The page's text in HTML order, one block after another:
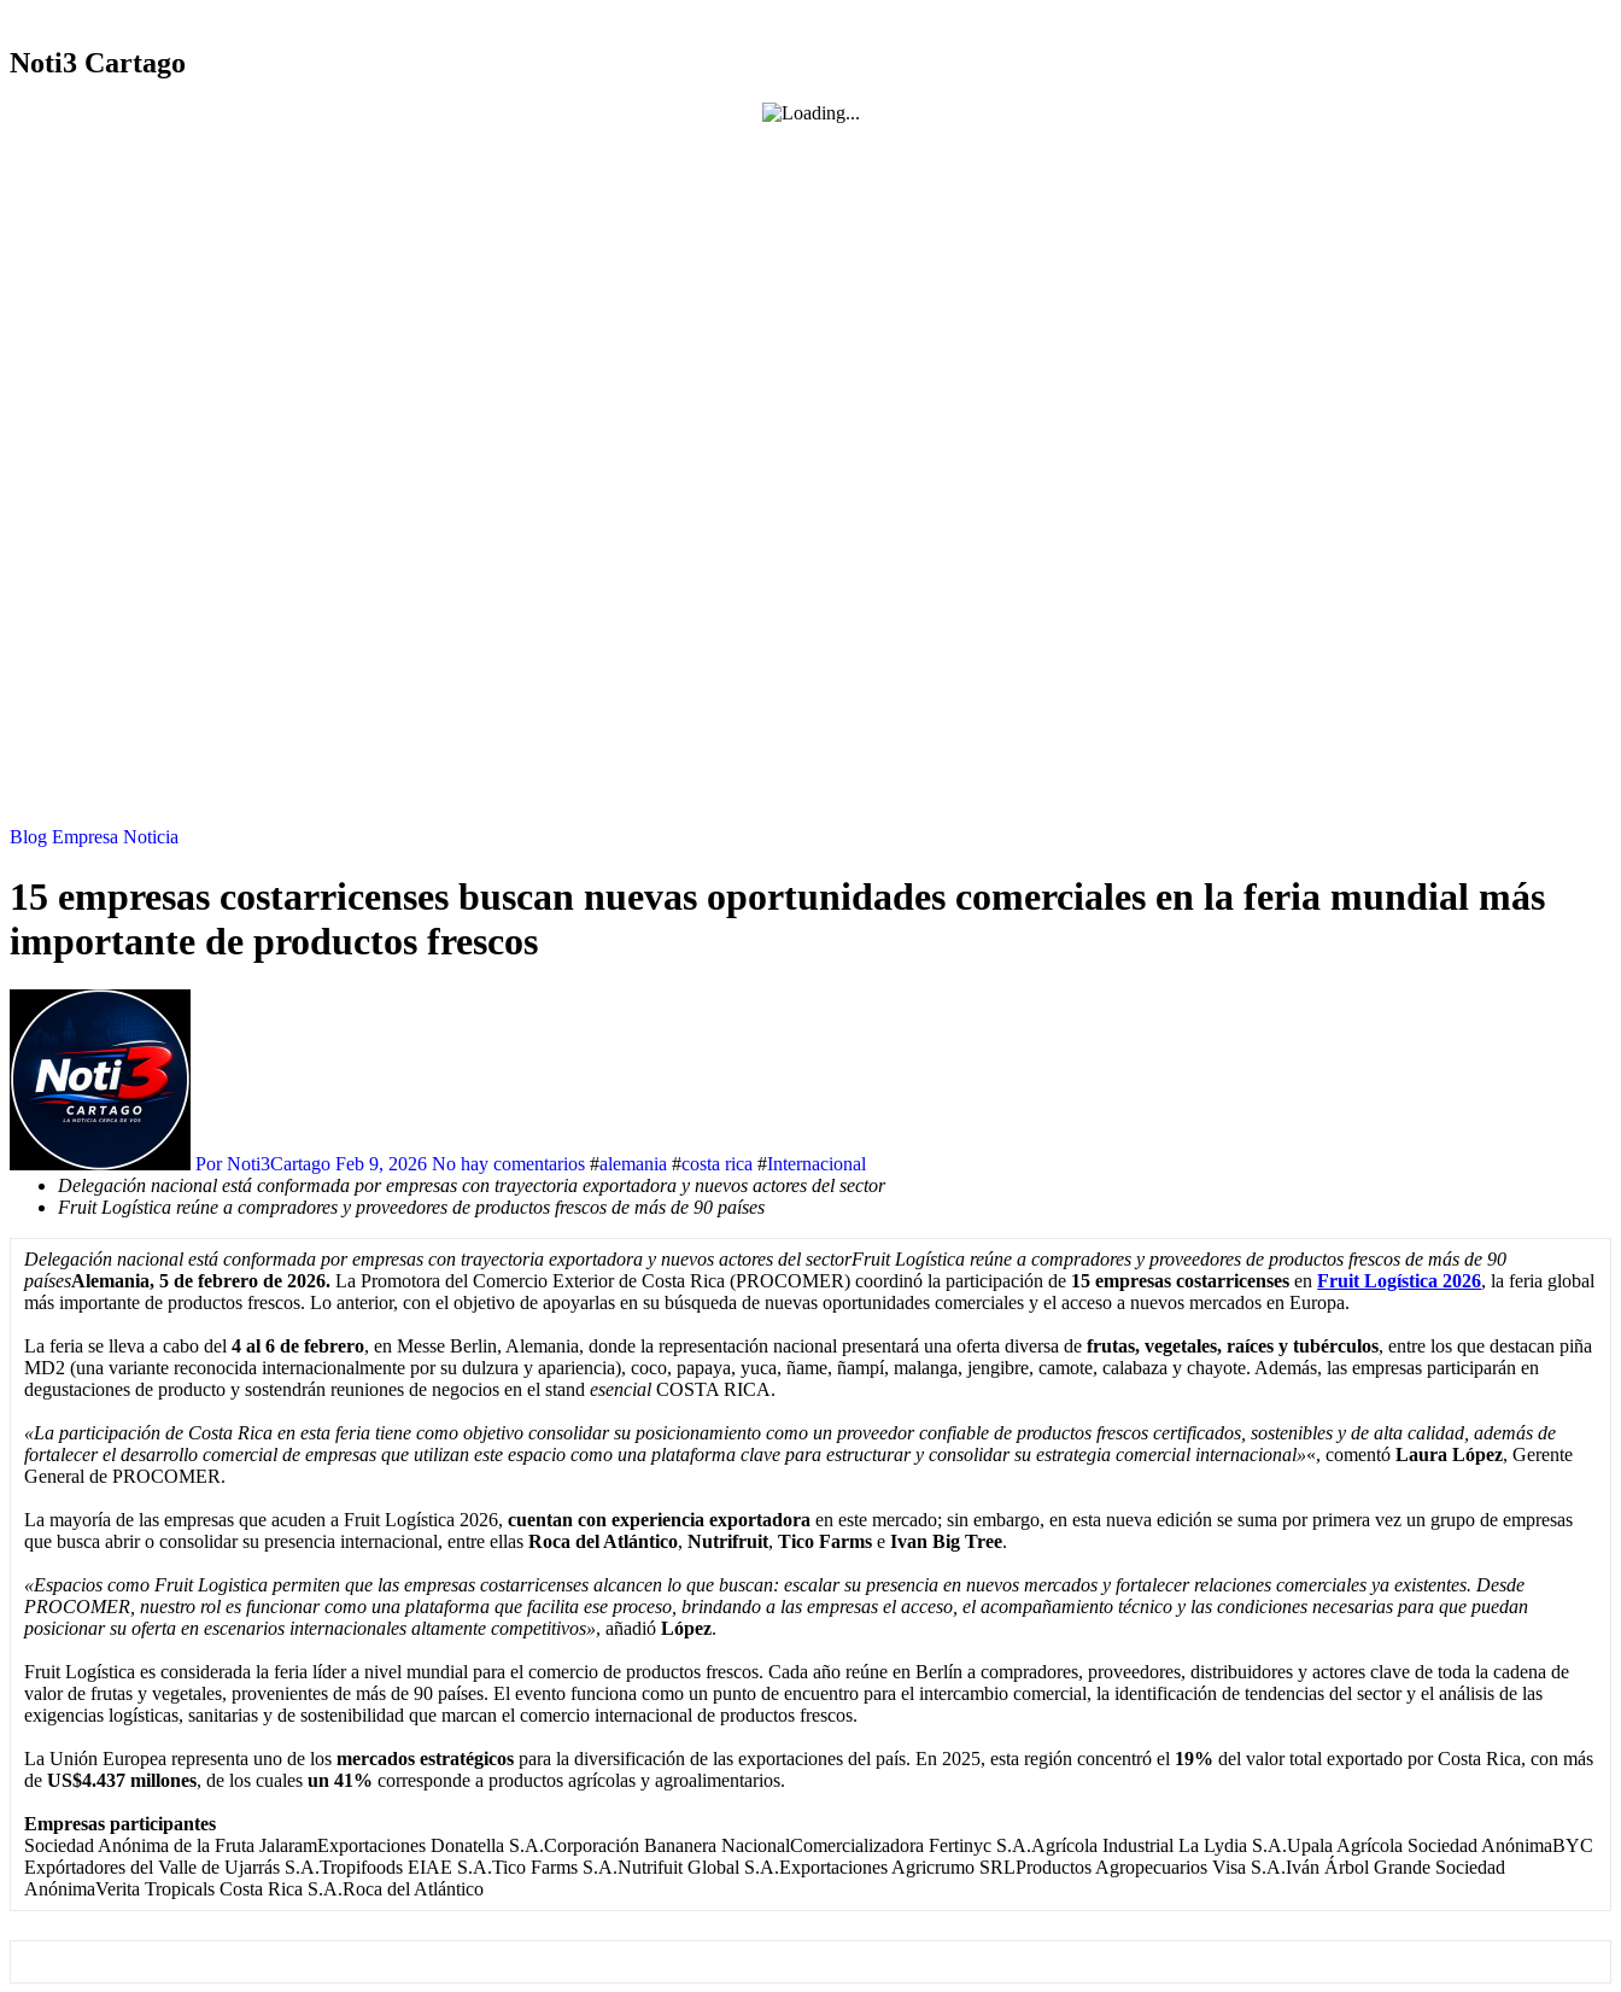
Noti3 Cartago
Blog Empresa Noticia
15 empresas costarricenses buscan nuevas oportunidades comerciales en la feria mundial más
importante de productos frescos
Por Noti3Cartago Feb 9, 2026 No hay comentarios #alemania #costa rica #Internacional
Delegación nacional está conformada por empresas con trayectoria exportadora y nuevos actores del sector
Fruit Logística reúne a compradores y proveedores de productos frescos de más de 90 países
Delegación nacional está conformada por empresas con trayectoria exportadora y nuevos actores del sectorFruit Logística reúne a compradores y proveedores de productos frescos de más de 90
paísesAlemania, 5 de febrero de 2026. La Promotora del Comercio Exterior de Costa Rica (PROCOMER) coordinó la participación de 15 empresas costarricenses enFruit Logística 2026, la feria global
más importante de productos frescos. Lo anterior, con el objetivo de apoyarlas en su búsqueda de nuevas oportunidades comerciales y el acceso a nuevos mercados en Europa.
La feria se lleva a cabo del4 al 6 de febrero, en Messe Berlin, Alemania, donde la representación nacional presentará una oferta diversa defrutas, vegetales, raíces y tubérculos, entre los que destacan piña
MD2 (una variante reconocida internacionalmente por su dulzura y apariencia), coco, papaya, yuca, ñame, ñampí, malanga, jengibre, camote, calabaza y chayote. Además, las empresas participarán en
degustaciones de producto y sostendrán reuniones de negocios en el standesencial COSTA RICA.
«La participación de Costa Rica en esta feria tiene como objetivo consolidar su posicionamiento como un proveedor confiable de productos frescos certificados, sostenibles y de alta calidad, además de
fortalecer el desarrollo comercial de empresas que utilizan este espacio como una plataforma clave para estructurar y consolidar su estrategia comercial internacional»«, comentóLaura López, Gerente
General de PROCOMER.
La mayoría de las empresas que acuden a Fruit Logística 2026,cuentan con experiencia exportadora en este mercado; sin embargo, en esta nueva edición se suma por primera vez un grupo de empresas
que busca abrir o consolidar su presencia internacional, entre ellasRoca del Atlántico,Nutrifruit,Tico Farms eIvan Big Tree.
«Espacios como Fruit Logistica permiten que las empresas costarricenses alcancen lo que buscan: escalar su presencia en nuevos mercados y fortalecer relaciones comerciales ya existentes. Desde
PROCOMER, nuestro rol es funcionar como una plataforma que facilita ese proceso, brindando a las empresas el acceso, el acompañamiento técnico y las condiciones necesarias para que puedan
posicionar su oferta en escenarios internacionales altamente competitivos», añadióLópez.
Fruit Logística es considerada la feria líder a nivel mundial para el comercio de productos frescos. Cada año reúne en Berlín a compradores, proveedores, distribuidores y actores clave de toda la cadena de
valor de frutas y vegetales, provenientes de más de 90 países. El evento funciona como un punto de encuentro para el intercambio comercial, la identificación de tendencias del sector y el análisis de las
exigencias logísticas, sanitarias y de sostenibilidad que marcan el comercio internacional de productos frescos.
La Unión Europea representa uno de losmercados estratégicos para la diversificación de las exportaciones del país. En 2025, esta región concentró el 19% del valor total exportado por Costa Rica, con más
deUS$4.437 millones, de los cualesun 41% corresponde a productos agrícolas y agroalimentarios.
Empresas participantes
Sociedad Anónima de la Fruta JalaramExportaciones Donatella S.A.Corporación Bananera NacionalComercializadora Fertinyc S.A.Agrícola Industrial La Lydia S.A.Upala Agrícola Sociedad AnónimaBYC
Expórtadores del Valle de Ujarrás S.A.Tropifoods EIAE S.A.Tico Farms S.A.Nutrifuit Global S.A.Exportaciones Agricrumo SRLProductos Agropecuarios Visa S.A.Iván Árbol Grande Sociedad
AnónimaVerita Tropicals Costa Rica S.A.Roca del Atlántico